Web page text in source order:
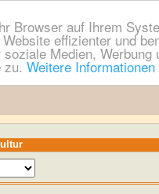
Browser auf Ihrem
effizienter und
Medien,
zu. Weitere Informationen